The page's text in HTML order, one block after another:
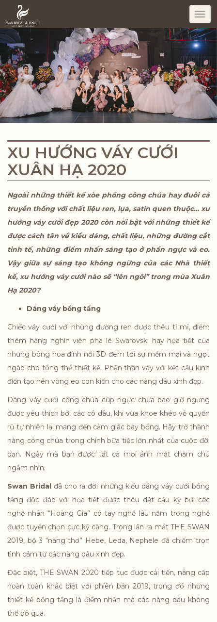
XU HƯỚNG VÁY CƯỚI
XUÂN HẠ 2020
Ngoài những thiết kế xòe phồng công chúa hay đuôi cá
truyền thống với chất liệu ren, lụa, satin quen thuộc… xu
hướng váy cưới đẹp 2020 còn nổi bật với những thiết kế
được cách tân về kiểu dáng, chất liệu, những đường cắt
tinh tế, những điểm nhấn sáng tạo ở phần ngực và eo.
Vậy giữa sự sáng tạo không ngừng của các Nhà thiết
kế, xu hướng váy cưới nào sẽ “lên ngôi” trong mùa Xuân
Hạ 2020?
Dáng váy bồng tầng
Chiếc váy cưới với những đường ren được thêu tỉ mỉ, điểm
thêm hàng nghìn viên pha lê Swarovski hay họa tiết của
những bông hoa đính nổi 3D đem tới sự mềm mại và ngọt
ngào cho tổng thể thiết kế. Phần thân váy với kết cấu kinh
điển tạo nên vòng eo con kiến cho các nàng dâu xinh đẹp.
Dáng váy cưới công chúa cúp ngực chưa bao giờ ngưng
được yêu thích bởi các cô dâu, khi vừa khoe khéo vẻ quyến
rũ tự nhiên lại mang đến cảm giác bay bổng. Hãy trở thành
nàng công chúa trong chính bữa tiệc lớn nhất của cuộc đời
bạn. Ngày mà bạn được tất cả mọi ánh mắt chăm chú
ngắm nhìn.
Swan Bridal đã cho ra đời những kiểu dáng váy cưới bồng
tầng độc đáo với họa tiết được thêu dệt cầu kỳ bởi các
nghệ nhân “Hoàng Gia” có tay nghề lâu năm trong nghề
được tuyển chọn cực kỹ càng. Trong lần ra mắt THE SWAN
2019, bộ 3 “nàng thơ” Hebe, Leda, Nephele đã chiếm trọn
tình cảm từ các nàng dâu xinh đẹp.
Đặc biệt, THE SWAN 2020 tiếp tục được cải tiến, nâng cấp
hoàn toàn khác biệt với phiên bản 2019, trong đó những
thiết kế bồng tầng là điểm nhấn mà các nàng dâu không
thể bỏ qua.